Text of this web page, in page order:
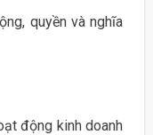
quyền và nghĩa
động kinh doanh